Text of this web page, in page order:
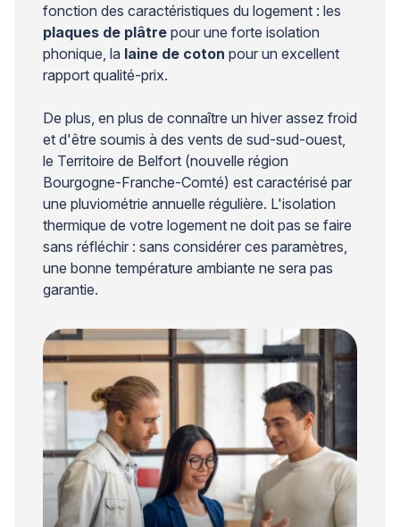
fonction des caractéristiques du logement : les
plaques de plâtre pour une forte isolation
phonique, la laine de coton pour un excellent
rapport qualité-prix.
De plus, en plus de connaître un hiver assez froid
et d'être soumis à des vents de sud-sud-ouest,
le Territoire de Belfort (nouvelle région
Bourgogne-Franche-Comté) est caractérisé par
une pluviométrie annuelle régulière. L'isolation
thermique de votre logement ne doit pas se faire
sans réfléchir : sans considérer ces paramètres,
une bonne température ambiante ne sera pas
garantie.